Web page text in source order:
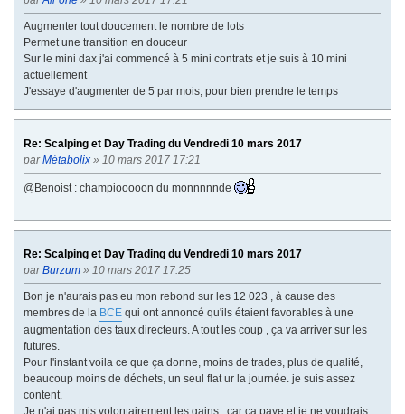
Augmenter tout doucement le nombre de lots
Permet une transition en douceur
Sur le mini dax j'ai commencé à 5 mini contrats et je suis à 10 mini
actuellement
J'essaye d'augmenter de 5 par mois, pour bien prendre le temps
Re: Scalping et Day Trading du Vendredi 10 mars 2017
parMétabolix » 10 mars 2017 17:21
@Benoist : champiooooon du monnnnnde
Re: Scalping et Day Trading du Vendredi 10 mars 2017
parBurzum » 10 mars 2017 17:25
Bon je n'aurais pas eu mon rebond sur les 12 023 , à cause des
membres de la BCE qui ont annoncé qu'ils étaient favorables à une
augmentation des taux directeurs. A tout les coup , ça va arriver sur les
futures.
Pour l'instant voila ce que ça donne, moins de trades, plus de qualité,
beaucoup moins de déchets, un seul flat ur la journée. je suis assez
content.
Je n'ai pas mis volontairement les gains , car ça paye et je ne voudrais